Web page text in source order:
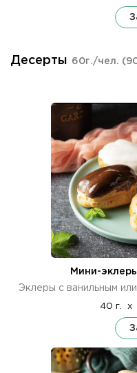
Десерты 60г./чел.
Мини-
Эклеры с ванильным
40 г. x